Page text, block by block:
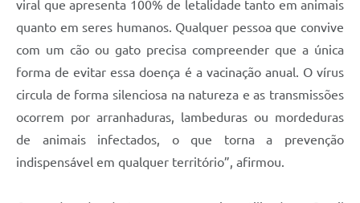
viral que apresenta 100% de letalidade tanto em animais
quanto em seres humanos. Qualquer pessoa que convive
com um cão ou gato precisa compreender que a única
forma de evitar essa doença é a vacinação anual. O vírus
circula de forma silenciosa na natureza e as transmissões
ocorrem por arranhaduras, lambeduras ou mordeduras
de animais infectados, o que torna a prevenção
indispensável em qualquer território”, afirmou.